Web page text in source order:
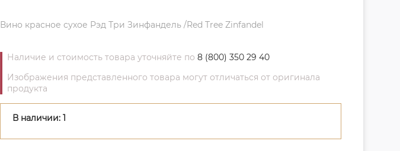
Вино красное сухое Рэд Три Зинфандель /Red Tree Zinfandel
Наличие и стоимость товара уточняйте по 8 (800) 350 29 40
Изображения представленного товара могут отличаться от оригинала
продукта
В наличии: 1